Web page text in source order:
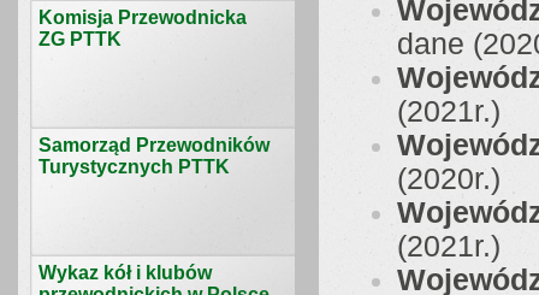
Komisja Przewodnicka
ZG PTTK
Samorząd Przewodników
Turystycznych PTTK
Wykaz kół i klubów
dane
(2021r.)
(2020r.)
(2021r.)